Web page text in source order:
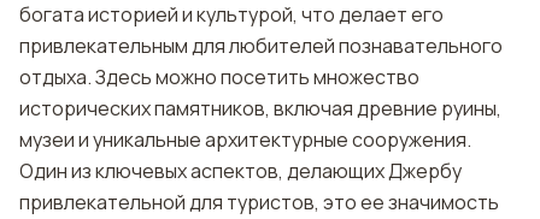
богата историей и культурой, что делает его
привлекательным для любителей познавательного
отдыха. Здесь можно посетить множество
исторических памятников, включая древние руины,
музеи и уникальные архитектурные сооружения.
Один из ключевых аспектов, делающих Джербу
привлекательной для туристов, это ее значимость